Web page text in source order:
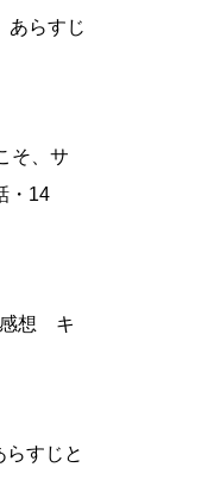
らすじ
そ、サ
・14
感想 キ
すじと